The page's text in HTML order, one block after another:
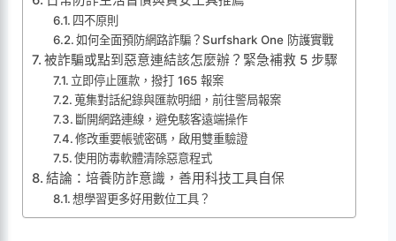
四不原則
如何全面預防網路詐騙？Surfshark One 防護實戰
被詐騙或點到惡意連結該怎麼辦？緊急補救 5 步驟
立即停止匯款，撥打 165 報案
蒐集對話紀錄與匯款明細，前往警局報案
斷開網路連線，避免駭客遠端操作
修改重要帳號密碼，啟用雙重驗證
使用防毒軟體清除惡意程式
結論：培養防詐意識，善用科技工具自保
想學習更多好用數位工具？